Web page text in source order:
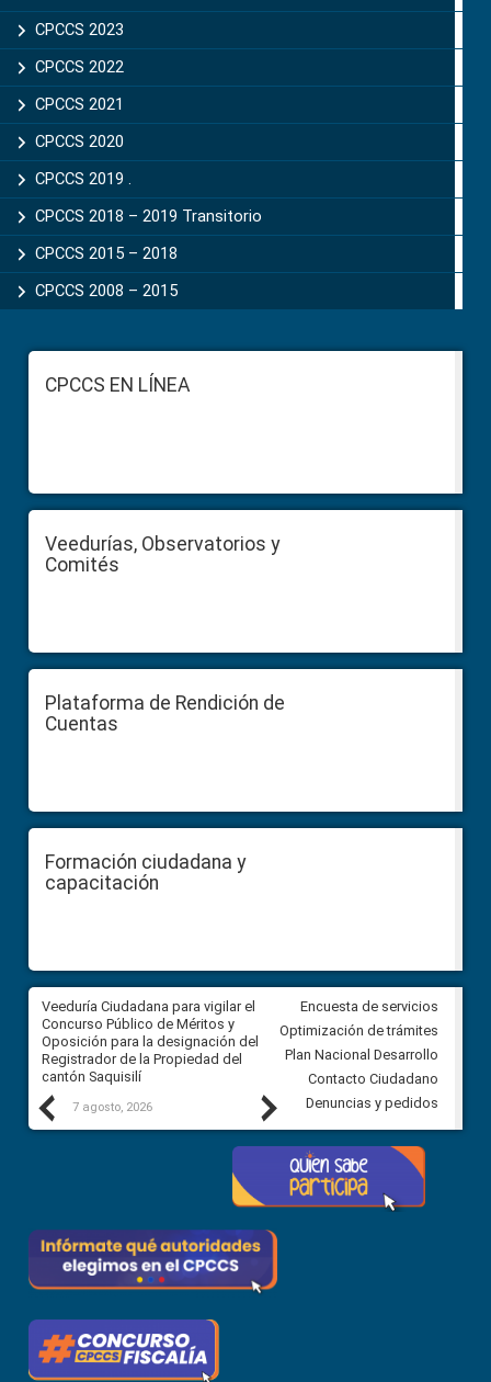
CPCCS 2023
CPCCS 2022
CPCCS 2021
CPCCS 2020
CPCCS 2019 .
CPCCS 2018 – 2019 Transitorio
CPCCS 2015 – 2018
CPCCS 2008 – 2015
FooterCPCCS EN LÍNEA
Veedurías, Observatorios y
Comités
Plataforma de Rendición de
Cuentas
Formación ciudadana y
capacitación
Previous
Veeduría Ciudadana para vigilar el
Concurso Público de Méritos y
Oposición para la designación del
Registrador de la Propiedad del
cantón Saquisilí
7 agosto, 2026
Veeduría Ciudadana para
construcción del asfaltado de
Ballenita del cantón Santa
7 agosto, 2026
Next
Encuesta de servicios
Optimización de trámites
Plan Nacional Desarrollo
Contacto Ciudadano
Denuncias y pedidos